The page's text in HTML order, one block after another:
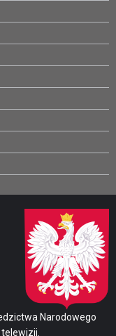
Narodowego